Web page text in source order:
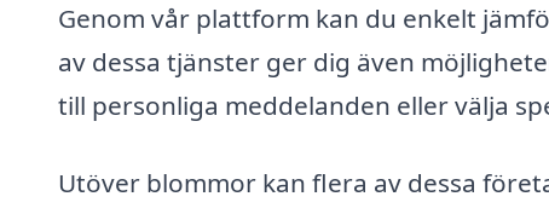
Genom vår plattform kan du enkelt
av dessa tjänster ger dig även
till personliga meddelanden eller välja
Utöver blommor kan flera av dessa